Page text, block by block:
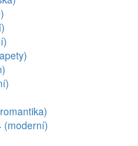
(moderní)